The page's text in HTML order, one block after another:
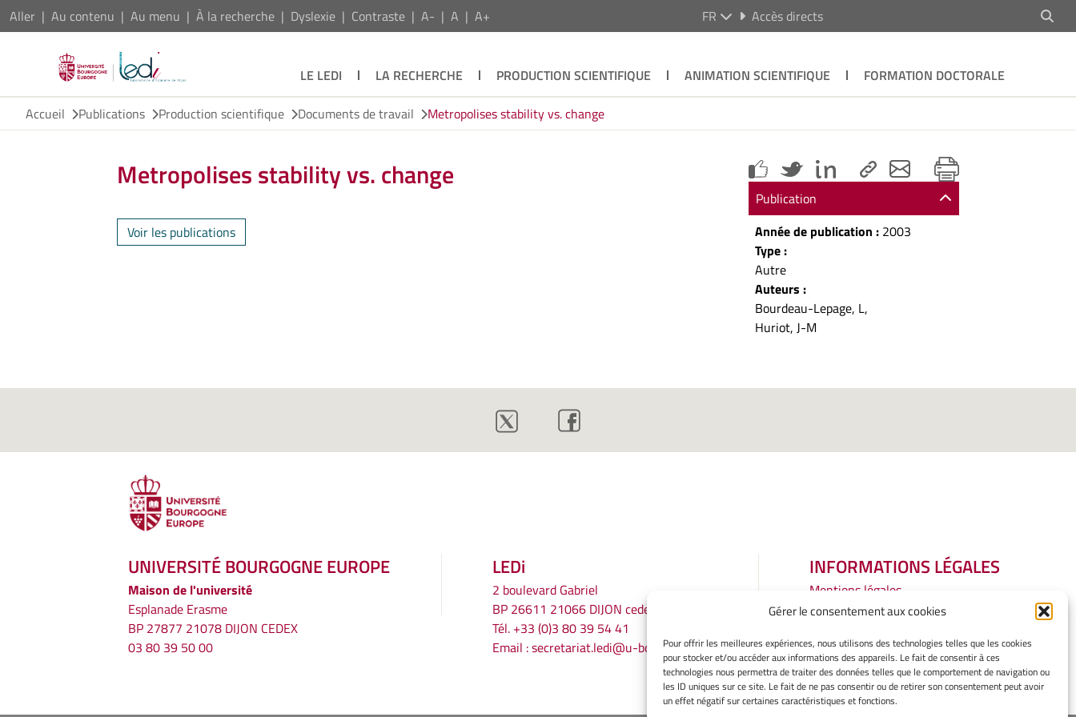
Gérer le consentement aux cookies
Pour offrir les meilleures expériences, nous utilisons des technologies telles que les cookies
pour stocker et/ou accéder aux informations des appareils. Le fait de consentir à ces
technologies nous permettra de traiter des données telles que le comportement de navigation ou
les ID uniques sur ce site. Le fait de ne pas consentir ou de retirer son consentement peut avoir
un effet négatif sur certaines caractéristiques et fonctions.
Aller Au contenu Au menu À la recherche Dyslexie Contraste A- A A+ FR Accès directs
LE LEDI LA RECHERCHE PRODUCTION SCIENTIFIQUE ANIMATION SCIENTIFIQUE
FORMATION DOCTORALE
Accueil
Publications Production scientifique Documents de travail Metropolises stability vs. change
Metropolises stability vs. change
Voir les publications
Publication
Année de publication : 2003
Type :
Autre
Auteurs :
Bourdeau-Lepage, L,
Huriot, J-M
UNIVERSITÉ BOURGOGNE EUROPE
Maison de l'université
Esplanade Erasme
BP 27877 21078 DIJON CEDEX
03 80 39 50 00
LEDi
2 boulevard Gabriel
BP 26611 21066 DIJON cedex
Tél. +33 (0)3 80 39 54 41
Email :secretariat.ledi@u-bourgogne.fr
INFORMATIONS LÉGALES
Mentions légales
Gérer mes cookies
Déclaration de confidentialité
Avertissement